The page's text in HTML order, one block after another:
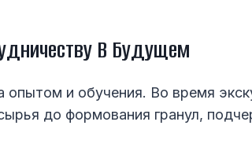
В Будущем
опытом и обучения. Во время
до формования гранул,